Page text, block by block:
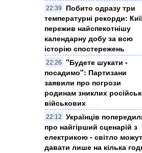
22:39
Побито одразу три
температурні рекорди:
пережив найспекотнішу
календарну добу за всю
історію спостережень
22:26
"Будете шукати -
посадимо": Партизани
заявили про погрози
родинам зниклих
військових
22:12
Українців
про найгірший сценарій з
електрикою - світло
давати лише на кілька